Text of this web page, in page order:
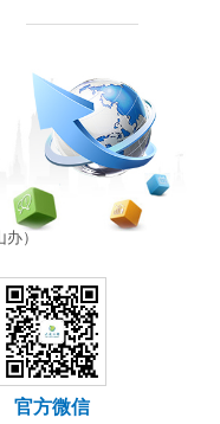
办）
官方微信